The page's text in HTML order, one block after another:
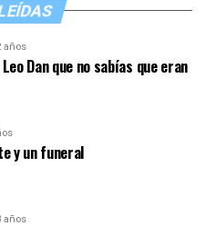
años
Dan que no sabías que eran
y un funeral
años